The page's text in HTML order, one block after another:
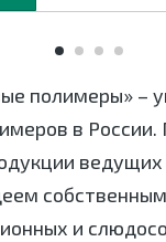
полимеры» –
в
и